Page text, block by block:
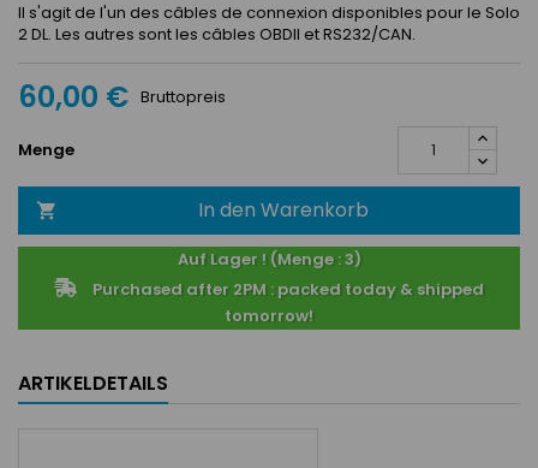
Il s'agit de l'un des câbles de connexion disponibles pour le Solo
2 DL. Les autres sont les câbles OBDII et RS232/CAN.
60,00 € Bruttopreis
Menge
 In den Warenkorb
Auf Lager ! (Menge : 3)
Purchased after 2PM : packed today & shipped
tomorrow!
ARTIKELDETAILS